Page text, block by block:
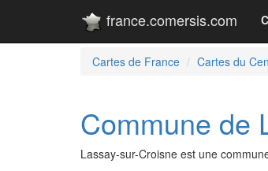
france.comersis.com
Cartes de France Cartes du
Commune de
Lassay-sur-Croisne est une